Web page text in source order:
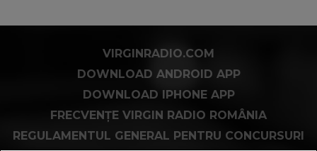
VIRGINRADIO.COM
DOWNLOAD ANDROID APP
DOWNLOAD IPHONE APP
FRECVENȚE VIRGIN RADIO ROMÂNIA
REGULAMENTUL GENERAL PENTRU CONCURSURI